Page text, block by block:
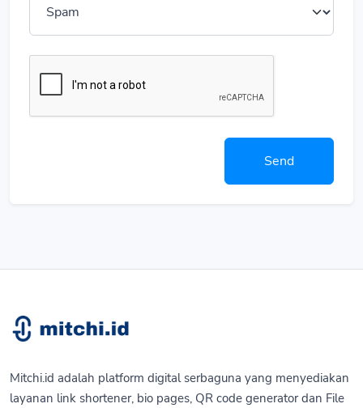
Send
Mitchi.id adalah platform digital serbaguna yang menyediakan
layanan link shortener, bio pages, QR code generator dan File